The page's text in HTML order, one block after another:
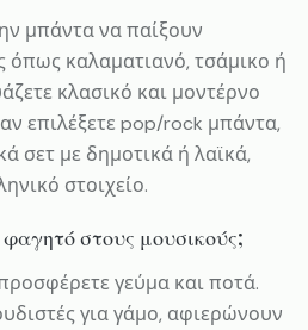
μπάντα να παίξουν
καλαματιανό, τσάμικο ή
κλασικό και μοντέρνο
επιλέξετε pop/rock μπάντα,
σετ με δημοτικά ή λαϊκά,
στοιχείο.
στους μουσικούς;
γεύμα και ποτά.
για γάμο, αφιερώνουν